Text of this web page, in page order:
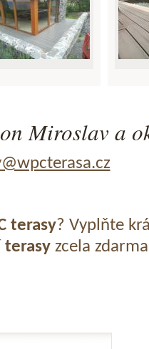
Miroslav a
terasy? Vyplňte
terasyzcela